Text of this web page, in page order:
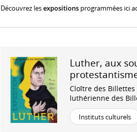
Découvrez lesexpositions programmées ici
Luther, aux
Cloître des Billettes
luthérienne des
Instituts culturels